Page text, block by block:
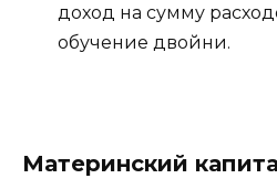
доход на сумму
обучение двойни.
Материнский